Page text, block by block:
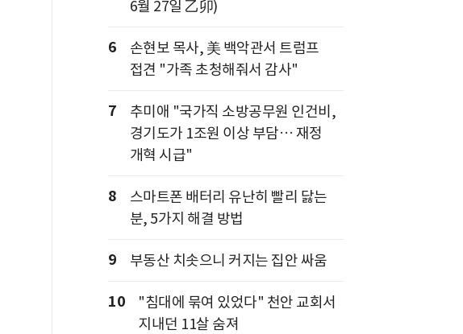
6월 27일 乙卯)
6
손현보 목사, 美 백악관서 트럼프
접견 "가족 초청해줘서 감사"
7
추미애 "국가직 소방공무원 인건비,
경기도가 1조원 이상 부담… 재정
개혁 시급"
8
스마트폰 배터리 유난히 빨리 닳는
분, 5가지 해결 방법
9 부동산 치솟으니 커지는 집안 싸움
10
"침대에 묶여 있었다" 천안 교회서
지내던 11살 숨져